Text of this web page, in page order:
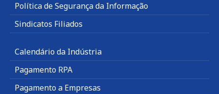
Política de Segurança da Informação
Sindicatos Filiados
Calendário da Indústria
Pagamento RPA
Pagamento a Empresas